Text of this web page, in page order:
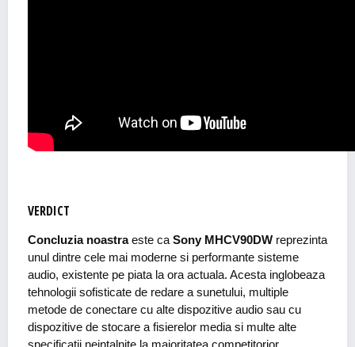
VERDICT
Concluzia noastraeste ca Sony MHCV90DW reprezinta
unul dintre cele mai moderne si performante sisteme
audio, existente pe piata la ora actuala. Acesta inglobeaza
tehnologii sofisticate de redare a sunetului, multiple
metode de conectare cu alte dispozitive audio sau cu
dispozitive de stocare a fisierelor media si multe alte
specificatii neintalnite la majoritatea competitorior.